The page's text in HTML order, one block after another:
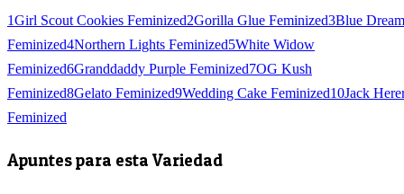
1Girl Scout Cookies Feminized2Gorilla Glue Feminized3Blue Dream
Feminized4Northern Lights Feminized5White Widow
Feminized6Granddaddy Purple Feminized7OG Kush
Feminized8Gelato Feminized9Wedding Cake Feminized10Jack
Feminized
Apuntes para esta Variedad